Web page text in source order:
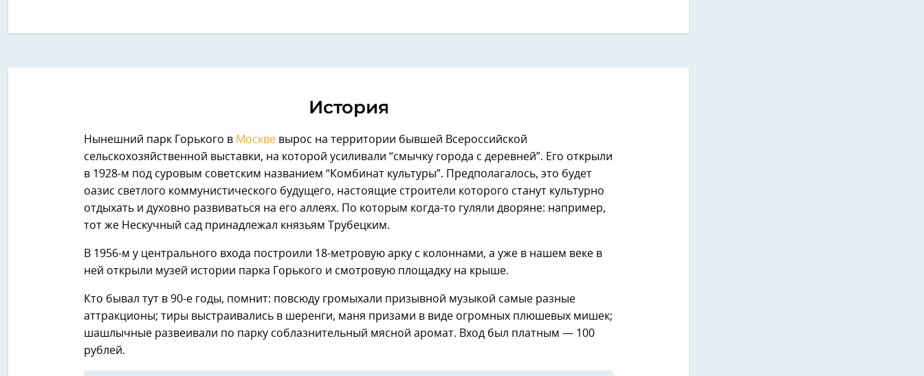
История
Нынешний парк Горького в Москве вырос на территории бывшей Всероссийской
сельскохозяйственной выставки, на которой усиливали “смычку города с деревней”. Его открыли
в 1928-м под суровым советским названием “Комбинат культуры”. Предполагалось, это будет
оазис светлого коммунистического будущего, настоящие строители которого станут культурно
отдыхать и духовно развиваться на его аллеях. По которым когда-то гуляли дворяне: например,
тот же Нескучный сад принадлежал князьям Трубецким.
В 1956-м у центрального входа построили 18-метровую арку с колоннами, а уже в нашем веке в
ней открыли музей истории парка Горького и смотровую площадку на крыше.
Кто бывал тут в 90-е годы, помнит: повсюду громыхали призывной музыкой самые разные
аттракционы; тиры выстраивались в шеренги, маня призами в виде огромных плюшевых мишек;
шашлычные развеивали по парку соблазнительный мясной аромат. Вход был платным — 100
рублей.